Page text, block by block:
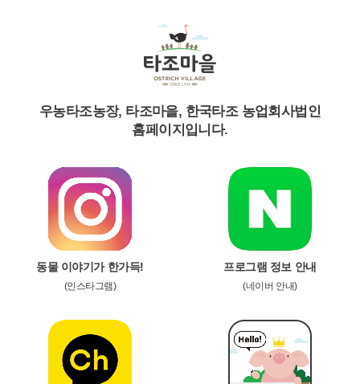
우농타조농장, 타조마을, 한국타조 농업회사법인
홈페이지입니다.
동물 이야기가 한가득!
(인스타그램)
프로그램 정보 안내
(네이버 안내)